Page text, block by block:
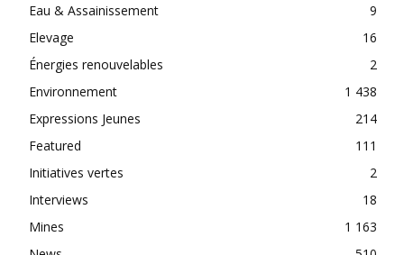
Eau & Assainissement
9
Elevage
16
Énergies renouvelables
2
Environnement
1 438
Expressions Jeunes
214
Featured
111
Initiatives vertes
2
Interviews
18
Mines
1 163